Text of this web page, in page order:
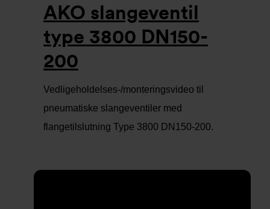
AKO slangeventil
type 3800 DN150-
200
Vedligeholdelses-/monteringsvideo til
pneumatiske slangeventiler med
flangetilslutning Type 3800 DN150-200.